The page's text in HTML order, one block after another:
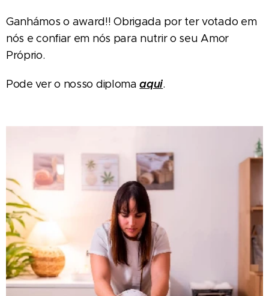
Ganhámos o award!! Obrigada por ter votado em
nós e confiar em nós para nutrir o seu Amor
Próprio.
Pode ver o nosso diplomaaqui.